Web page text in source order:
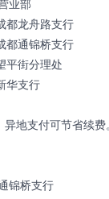
业部
都龙舟路支行
都通锦桥支行
平街分理处
华支行
异地支付可节省续费
锦桥支行